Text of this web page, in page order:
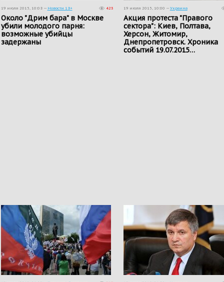
19 июля 2015, 10:08 — Новости 18+ 423
Около "Дрим бара" в Москве
убили молодого парня:
возможные убийцы
задержаны
19 июля 2015, 10:00 — Украина
Акция протеста "Правого
сектора": Киев, Полтава,
Херсон, Житомир,
Днепропетровск. Хроника
событий 19.07.2015…